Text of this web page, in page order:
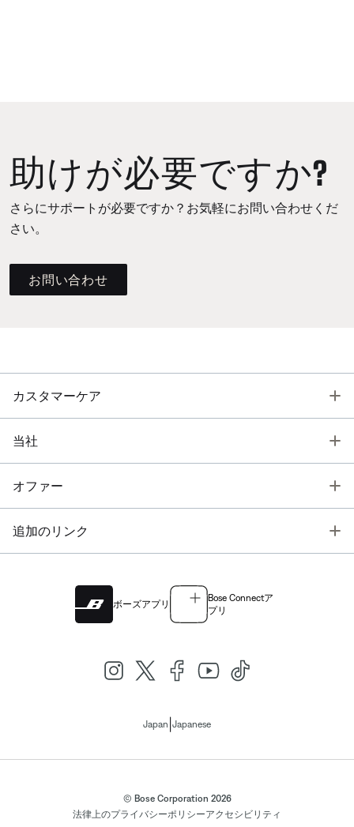
助けが必要ですか?
さらにサポートが必要ですか？お気軽にお問い合わせくだ
さい。
お問い合わせ
カスタマーケア
当社
オファー
追加のリンク
ボーズアプリ
Bose Connectア
プリ
Japan Japanese
© Bose Corporation 2026
法律上のプライバシーポリシーアクセシビリティ